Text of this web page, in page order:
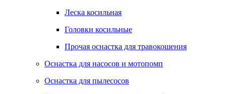
Леска косильная
Головки косильные
Прочая оснастка для травокошения
Оснастка для насосов и мотопомп
Оснастка для пылесосов